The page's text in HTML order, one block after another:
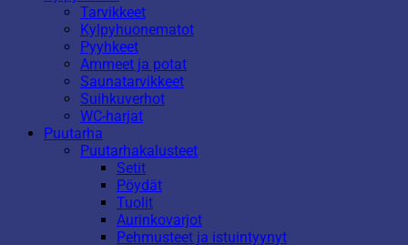
Tarvikkeet
Kylpyhuonematot
Pyyhkeet
Ammeet ja potat
Saunatarvikkeet
Suihkuverhot
WC-harjat
Puutarha
Puutarhakalusteet
Setit
Pöydät
Tuolit
Aurinkovarjot
Pehmusteet ja istuintyynyt